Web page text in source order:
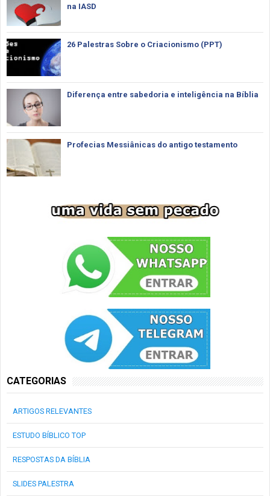
na IASD
26 Palestras Sobre o Criacionismo (PPT)
Diferença entre sabedoria e inteligência na Bíblia
Profecias Messiânicas do antigo testamento
CATEGORIAS
ARTIGOS RELEVANTES
ESTUDO BÍBLICO TOP
RESPOSTAS DA BÍBLIA
SLIDES PALESTRA